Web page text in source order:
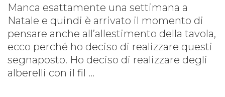
per
Natale
–
Manca esattamente una settimana a
Natale e quindi è arrivato il momento di
pensare anche all’allestimento della tavola,
ecco perché ho deciso di realizzare questi
segnaposto. Ho deciso di realizzare degli
alberelli con il fil …